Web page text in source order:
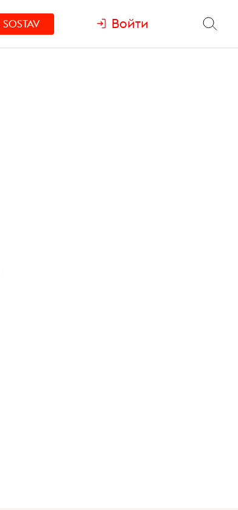
SOSTAV Войти